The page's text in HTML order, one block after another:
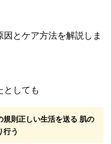
とケア方法を解説しま
としても
規則正しい生活を送る 肌の
行う